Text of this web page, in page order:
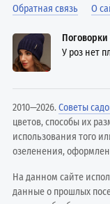
Обратная связь
О
Поговорки
У роз нет
2010—2026.Советы
цветов, способы их
использования того
озеленения,
На данном сайте
данные о прошлых